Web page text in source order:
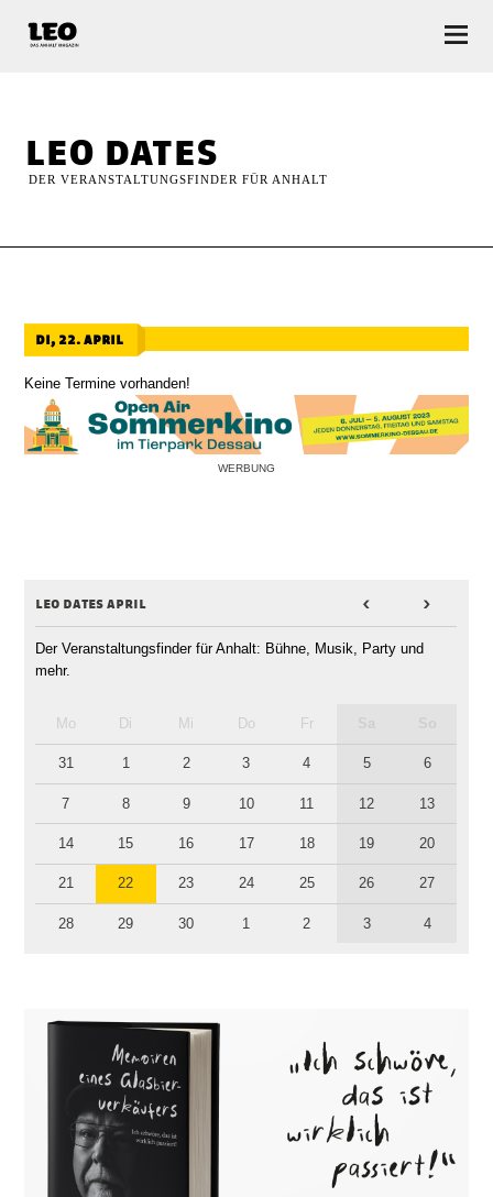
leo dates
DER VERANSTALTUNGSFINDER FÜR ANHALT
di, 22. april
Keine Termine vorhanden!
WERBUNG
leo dates april < >
Der Veranstaltungsfinder für Anhalt: Bühne, Musik, Party und
mehr.
Mo Di Mi Do Fr
31 1 2 3 4 5 6
7 8 9 10 11 12 13
14 15 16 17 18 19 20
21 22 23 24 25 26 27
28 29 30 1 2 3 4